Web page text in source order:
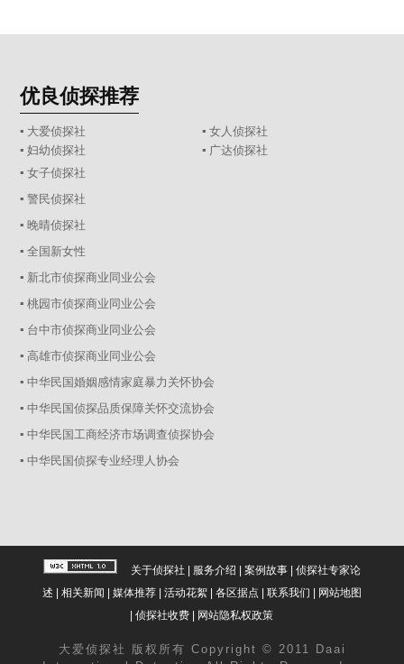
优良侦探推荐
▪ 大爱侦探社
▪ 女人侦探社
▪ 妇幼侦探社
▪ 广达侦探社
▪ 女子侦探社
▪ 警民侦探社
▪ 晚晴侦探社
▪ 全国新女性
▪ 新北市侦探商业同业公会
▪ 桃园市侦探商业同业公会
▪ 台中市侦探商业同业公会
▪ 高雄市侦探商业同业公会
▪ 中华民国婚姻感情家庭暴力关怀协会
▪ 中华民国侦探品质保障关怀交流协会
▪ 中华民国工商经济市场调查侦探协会
▪ 中华民国侦探专业经理人协会
关于侦探社 服务介绍 案例故事| 侦探社专家论
述
相关新闻 媒体推荐| 活动花絮| 各区据点 联系我们
网站地图
|侦探社收费 网站隐私权政策
大爱 侦探社
版权所有 Copyright © 2011 Daai